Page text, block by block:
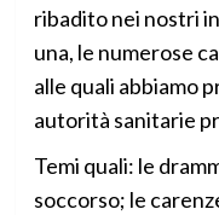
ribadito nei nostri
una, le numerose
alle quali abbiamo
autorità sanitarie
Temi quali: le
soccorso; le